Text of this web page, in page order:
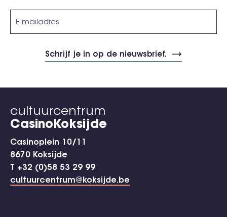
cultuurcentrum
CasinoKoksijde
Casinoplein 10/11
8670 Koksijde
T +32 (0)58 53 29 99
cultuurcentrum@koksijde.be